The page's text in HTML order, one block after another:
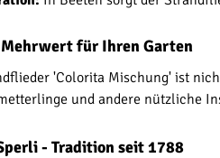
für Ihren Garten
'Colorita Mischung' ist
und andere nützliche
- Tradition seit 1788